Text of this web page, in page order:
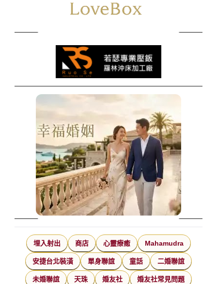
埋入射出 商店 心靈療癒 Mahamudra
安捷台北裝潢 單身聯誼 童話 二婚聯誼
未婚聯誼 天珠 婚友社 婚友社常見問題